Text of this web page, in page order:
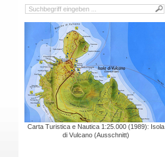
Carta Turistica e Nautica 1:25.000 (1989): Isola
di Vulcano (Ausschnitt)